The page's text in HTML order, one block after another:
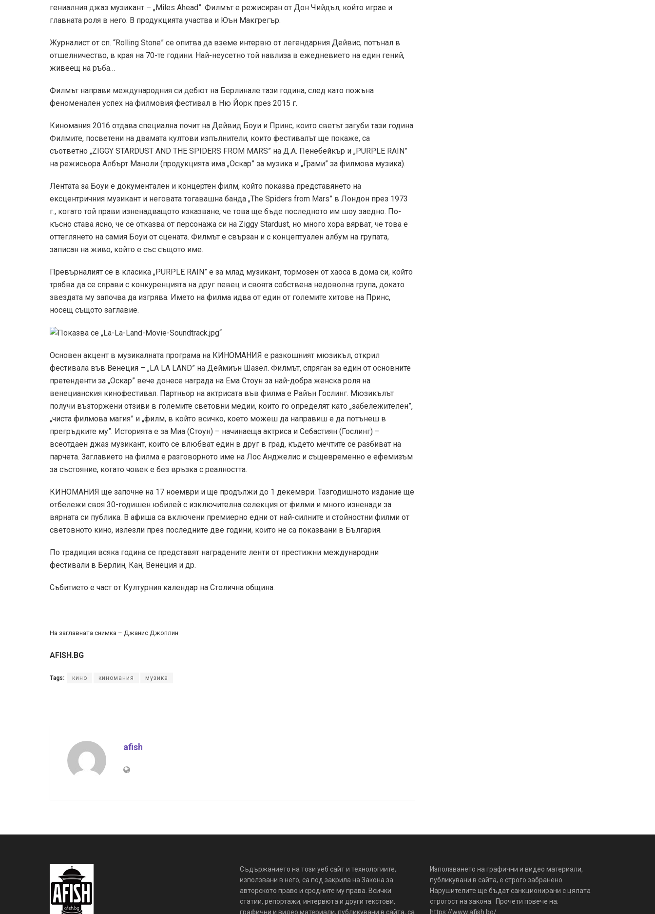
гениалния джаз музикант – „Miles Ahead”. Филмът е режисиран от Дон Чийдъл, който играе и
главната роля в него. В продукцията участва и Юън Макгрегър.
Журналист от сп. “Rolling Stone” се опитва да вземе интервю от легендарния Дейвис, потънал в
отшелничество, в края на 70-те години. Най-неусетно той навлиза в ежедневието на един гений,
живеещ на ръба…
Филмът направи международния си дебют на Берлинале тази година, след като пожъна
феноменален успех на филмовия фестивал в Ню Йорк през 2015 г.
Киномания 2016 отдава специална почит на Дейвид Боуи и Принс, които светът загуби тази година.
Филмите, посветени на двамата култови изпълнители, които фестивалът ще покаже, са
съответно „ZIGGY STARDUST AND THE SPIDERS FROM MARS” на Д.А. Пенебейкър и „PURPLE RAIN”
на режисьора Албърт Маноли (продукцията има „Оскар” за музика и „Грами” за филмова музика).
Лентата за Боуи е документален и концертен филм, който показва представянето на
ексцентричния музикант и неговата тогавашна банда „The Spiders from Mars” в Лондон през 1973
г., когато той прави изненадващото изказване, че това ще бъде последното им шоу заедно. По-
късно става ясно, че се отказва от персонажа си на Ziggy Stardust, но много хора вярват, че това е
оттеглянето на самия Боуи от сцената. Филмът е свързан и с концептуален албум на групата,
записан на живо, който е със същото име.
Превърналият се в класика „PURPLE RAIN” е за млад музикант, тормозен от хаоса в дома си, който
трябва да се справи с конкуренцията на друг певец и своята собствена недоволна група, докато
звездата му започва да изгрява. Името на филма идва от един от големите хитове на Принс,
носещ същото заглавие.
Основен акцент в музикалната програма на КИНОМАНИЯ е разкошният мюзикъл, открил
фестивала във Венеция – „LA LA LAND” на Деймиън Шазел. Филмът, спряган за един от основните
претенденти за „Оскар” вече донесе награда на Ема Стоун за най-добра женска роля на
венецианския кинофестивал. Партньор на актрисата във филма е Райън Гослинг. Мюзикълът
получи възторжени отзиви в големите световни медии, които го определят като „забележителен”,
„чиста филмова магия” и „филм, в който всичко, което можеш да направиш е да потънеш в
прегръдките му”. Историята е за Миа (Стоун) – начинаеща актриса и Себастиян (Гослинг) –
всеотдаен джаз музикант, които се влюбват един в друг в град, където мечтите се разбиват на
парчета. Заглавието на филма е разговорното име на Лос Анджелис и същевременно е ефемизъм
за състояние, когато човек е без връзка с реалността.
КИНОМАНИЯ ще започне на 17 ноември и ще продължи до 1 декември. Тазгодишното издание ще
отбележи своя 30-годишен юбилей с изключителна селекция от филми и много изненади за
вярната си публика. В афиша са включени премиерно едни от най-силните и стойностни филми от
световното кино, излезли през последните две години, които не са показвани в България.
По традиция всяка година се представят наградените ленти от престижни международни
фестивали в Берлин, Кан, Венеция и др.
Събитието е част от Културния календар на Столична община.
На заглавната снимка – Джанис Джоплин
AFISH.BG
Tags: кино киномания музика
afish
Съдържанието на този уеб сайт и технологиите,
използвани в него, са под закрила на Закона за
авторското право и сродните му права. Всички
статии, репортажи, интервюта и други текстови,
графични и видео материали, публикувани в сайта, са
Използването на графични и видео материали,
публикувани в сайта, е строго забранено.
Нарушителите ще бъдат санкционирани с цялата
строгост на закона. Прочети повече на:
https://www.afish.bg/